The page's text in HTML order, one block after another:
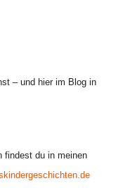
– und hier im Blog in
findest du in meinen